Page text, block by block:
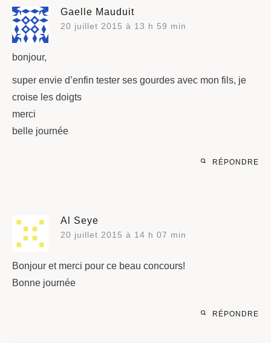
Gaelle Mauduit
20 juillet 2015 à 13 h 59 min
bonjour,
super envie d’enfin tester ses gourdes avec mon fils, je
croise les doigts
merci
belle journée
RÉPONDRE
Al Seye
20 juillet 2015 à 14 h 07 min
Bonjour et merci pour ce beau concours!
Bonne journée
RÉPONDRE